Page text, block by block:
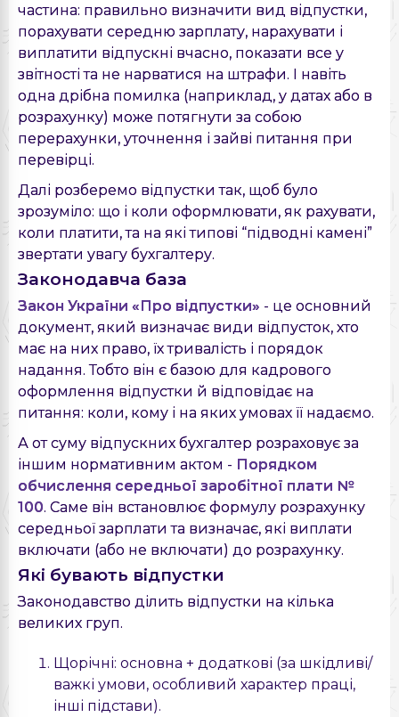
частина: правильно визначити вид відпустки,
порахувати середню зарплату, нарахувати і
виплатити відпускні вчасно, показати все у
звітності та не нарватися на штрафи. І навіть
одна дрібна помилка (наприклад, у датах або в
розрахунку) може потягнути за собою
перерахунки, уточнення і зайві питання при
перевірці.
Далі розберемо відпустки так, щоб було
зрозуміло: що і коли оформлювати, як рахувати,
коли платити, та на які типові “підводні камені”
звертати увагу бухгалтеру.
Законодавча база
Закон України «Про відпустки» - це основний
документ, який визначає види відпусток, хто
має на них право, їх тривалість і порядок
надання. Тобто він є базою для кадрового
оформлення відпустки й відповідає на
питання: коли, кому і на яких умовах її надаємо.
А от суму відпускних бухгалтер розраховує за
іншим нормативним актом - Порядком
обчислення середньої заробітної плати №
100. Саме він встановлює формулу розрахунку
середньої зарплати та визначає, які виплати
включати (або не включати) до розрахунку.
Які бувають відпустки
Законодавство ділить відпустки на кілька
великих груп.
Щорічні: основна + додаткові (за шкідливі/
важкі умови, особливий характер праці,
інші підстави).